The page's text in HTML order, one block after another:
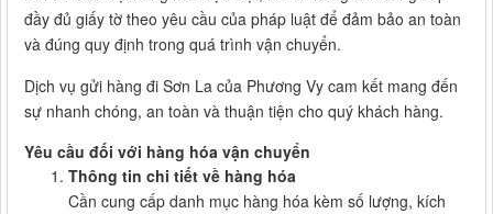
đầy đủ giấy tờ theo yêu cầu của pháp luật để đảm bảo an toàn
và đúng quy định trong quá trình vận chuyển.
Dịch vụ gửi hàng đi Sơn La của Phương Vy cam kết mang đến
sự nhanh chóng, an toàn và thuận tiện cho quý khách hàng.
Yêu cầu đối với hàng hóa vận chuyển
Thông tin chi tiết về hàng hóa
Cần cung cấp danh mục hàng hóa kèm số lượng, kích